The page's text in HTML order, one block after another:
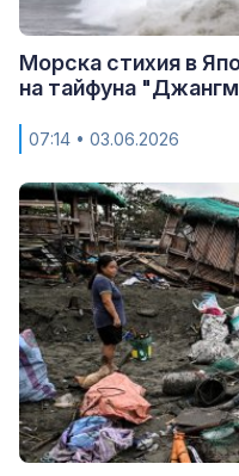
Морска стихия в
на тайфуна
07:14 • 03.06.2026